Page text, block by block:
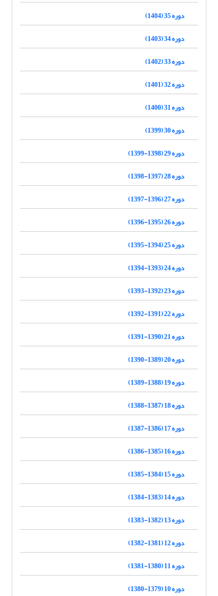
دوره 35 (1404)
دوره 34 (1403)
دوره 33 (1402)
دوره 32 (1401)
دوره 31 (1400)
دوره 30 (1399)
دوره 29 (1398-1399)
دوره 28 (1397-1398)
دوره 27 (1396-1397)
دوره 26 (1395-1396)
دوره 25 (1394-1395)
دوره 24 (1393-1394)
دوره 23 (1392-1393)
دوره 22 (1391-1392)
دوره 21 (1390-1391)
دوره 20 (1389-1390)
دوره 19 (1388-1389)
دوره 18 (1387-1388)
دوره 17 (1386-1387)
دوره 16 (1385-1386)
دوره 15 (1384-1385)
دوره 14 (1383-1384)
دوره 13 (1382-1383)
دوره 12 (1381-1382)
دوره 11 (1380-1381)
دوره 10 (1379-1380)